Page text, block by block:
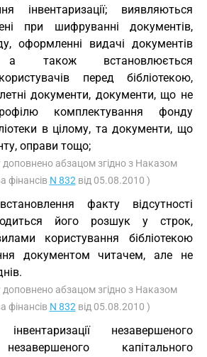
інвентаризації; виявляються
при шифруванні документів,
оформленні видачі документів
а також встановлюється
перед бібліотекою,
документи, документи, що не
комплектування фонду
в цілому, та документи, що
оправи тощо;
доповнено абзацом згідно з Наказом
фінансів N 832 від 05.08.2010 )
факту відсутності
його розшук у строк,
користування бібліотекою
документом читачем, але не
доповнено абзацом згідно з Наказом
фінансів N 832 від 05.08.2010 )
незавершеного
капітального